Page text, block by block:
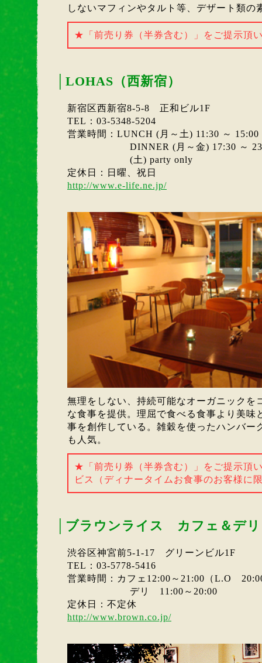
しないマフィンやタルト等、デザート類の
★「前売り券（半券含む）」をご提示頂
LOHAS（西新宿）
新宿区西新宿8-5-8 正和ビル1F
TEL：03-5348-5204
営業時間：LUNCH (月～土) 11:30 ～
DINNER (月～金) 17:30 ～
(土) party only
定休日：日曜、祝日
http://www.e-life.ne.jp/
無理をしない、持続可能なオーガニックを
な食事を提供。理屈で食べる食事より美味
事を創作している。雑穀を使ったハンバー
も人気。
★「前売り券（半券含む）」をご提示頂
ビス（ディナータイムお食事のお客様に
ブラウンライス カフェ＆デリ
渋谷区神宮前5-1-17 グリーンビル1F
TEL：03-5778-5416
営業時間：カフェ12:00～21:00（L.O
デリ 11:00～20:00
定休日：不定休
http://www.brown.co.jp/